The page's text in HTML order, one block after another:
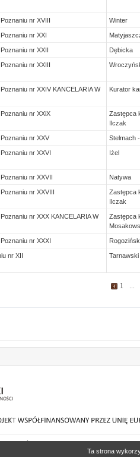
nr XVIII Winter
nr XXI
nr XXII Dębicka
nr XXIII
nr XXIV KANCELARIA W
Kurator
nr XXiX
Zastępca
Ilczak
nr XXV Stelmach
nr XXVI Iżel
nr XXVII Natywa
nr XXVIII
Zastępca
Ilczak
nr XXX KANCELARIA W
Zastępca
nr XXXI
nr XII Tarnawski
1 ...
Ta strona